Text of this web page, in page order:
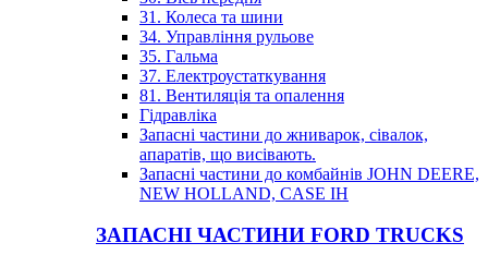
31. Колеса та шини
34. Управління рульове
35. Гальма
37. Електроустаткування
81. Вентиляція та опалення
Гідравліка
Запасні частини до жниварок, сівалок,
апаратів, що висівають.
Запасні частини до комбайнів JOHN DEERE,
NEW HOLLAND, CASE IH
ЗАПАСНІ ЧАСТИНИ FORD TRUCKS